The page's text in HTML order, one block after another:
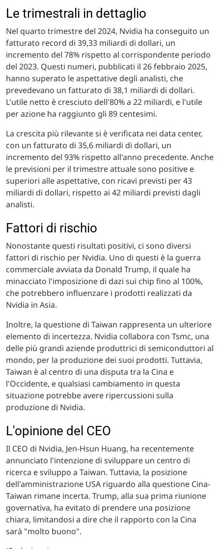
Le trimestrali in dettaglio
Nel quarto trimestre del 2024, Nvidia ha conseguito un
fatturato record di 39,33 miliardi di dollari, un
incremento del 78% rispetto al corrispondente periodo
del 2023. Questi numeri, pubblicati il 26 febbraio 2025,
hanno superato le aspettative degli analisti, che
prevedevano un fatturato di 38,1 miliardi di dollari.
L'utile netto è cresciuto dell'80% a 22 miliardi, e l'utile
per azione ha raggiunto gli 89 centesimi.
La crescita più rilevante si è verificata nei data center,
con un fatturato di 35,6 miliardi di dollari, un
incremento del 93% rispetto all'anno precedente. Anche
le previsioni per il trimestre attuale sono positive e
superiori alle aspettative, con ricavi previsti per 43
miliardi di dollari, rispetto ai 42 miliardi previsti dagli
analisti.
Fattori di rischio
Nonostante questi risultati positivi, ci sono diversi
fattori di rischio per Nvidia. Uno di questi è la guerra
commerciale avviata da Donald Trump, il quale ha
minacciato l'imposizione di dazi sui chip fino al 100%,
che potrebbero influenzare i prodotti realizzati da
Nvidia in Asia.
Inoltre, la questione di Taiwan rappresenta un ulteriore
elemento di incertezza. Nvidia collabora con Tsmc, una
delle più grandi aziende produttrici di semiconduttori al
mondo, per la produzione dei suoi prodotti. Tuttavia,
Taiwan è al centro di una disputa tra la Cina e
l'Occidente, e qualsiasi cambiamento in questa
situazione potrebbe avere ripercussioni sulla
produzione di Nvidia.
L'opinione del CEO
Il CEO di Nvidia, Jen-Hsun Huang, ha recentemente
annunciato l'intenzione di sviluppare un centro di
ricerca e sviluppo a Taiwan. Tuttavia, la posizione
dell'amministrazione USA riguardo alla questione Cina-
Taiwan rimane incerta. Trump, alla sua prima riunione
governativa, ha evitato di prendere una posizione
chiara, limitandosi a dire che il rapporto con la Cina
sarà "molto buono".